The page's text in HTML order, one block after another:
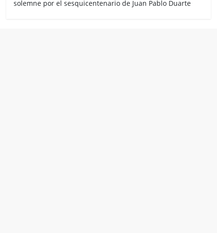
solemne por el sesquicentenario de Juan Pablo Duarte